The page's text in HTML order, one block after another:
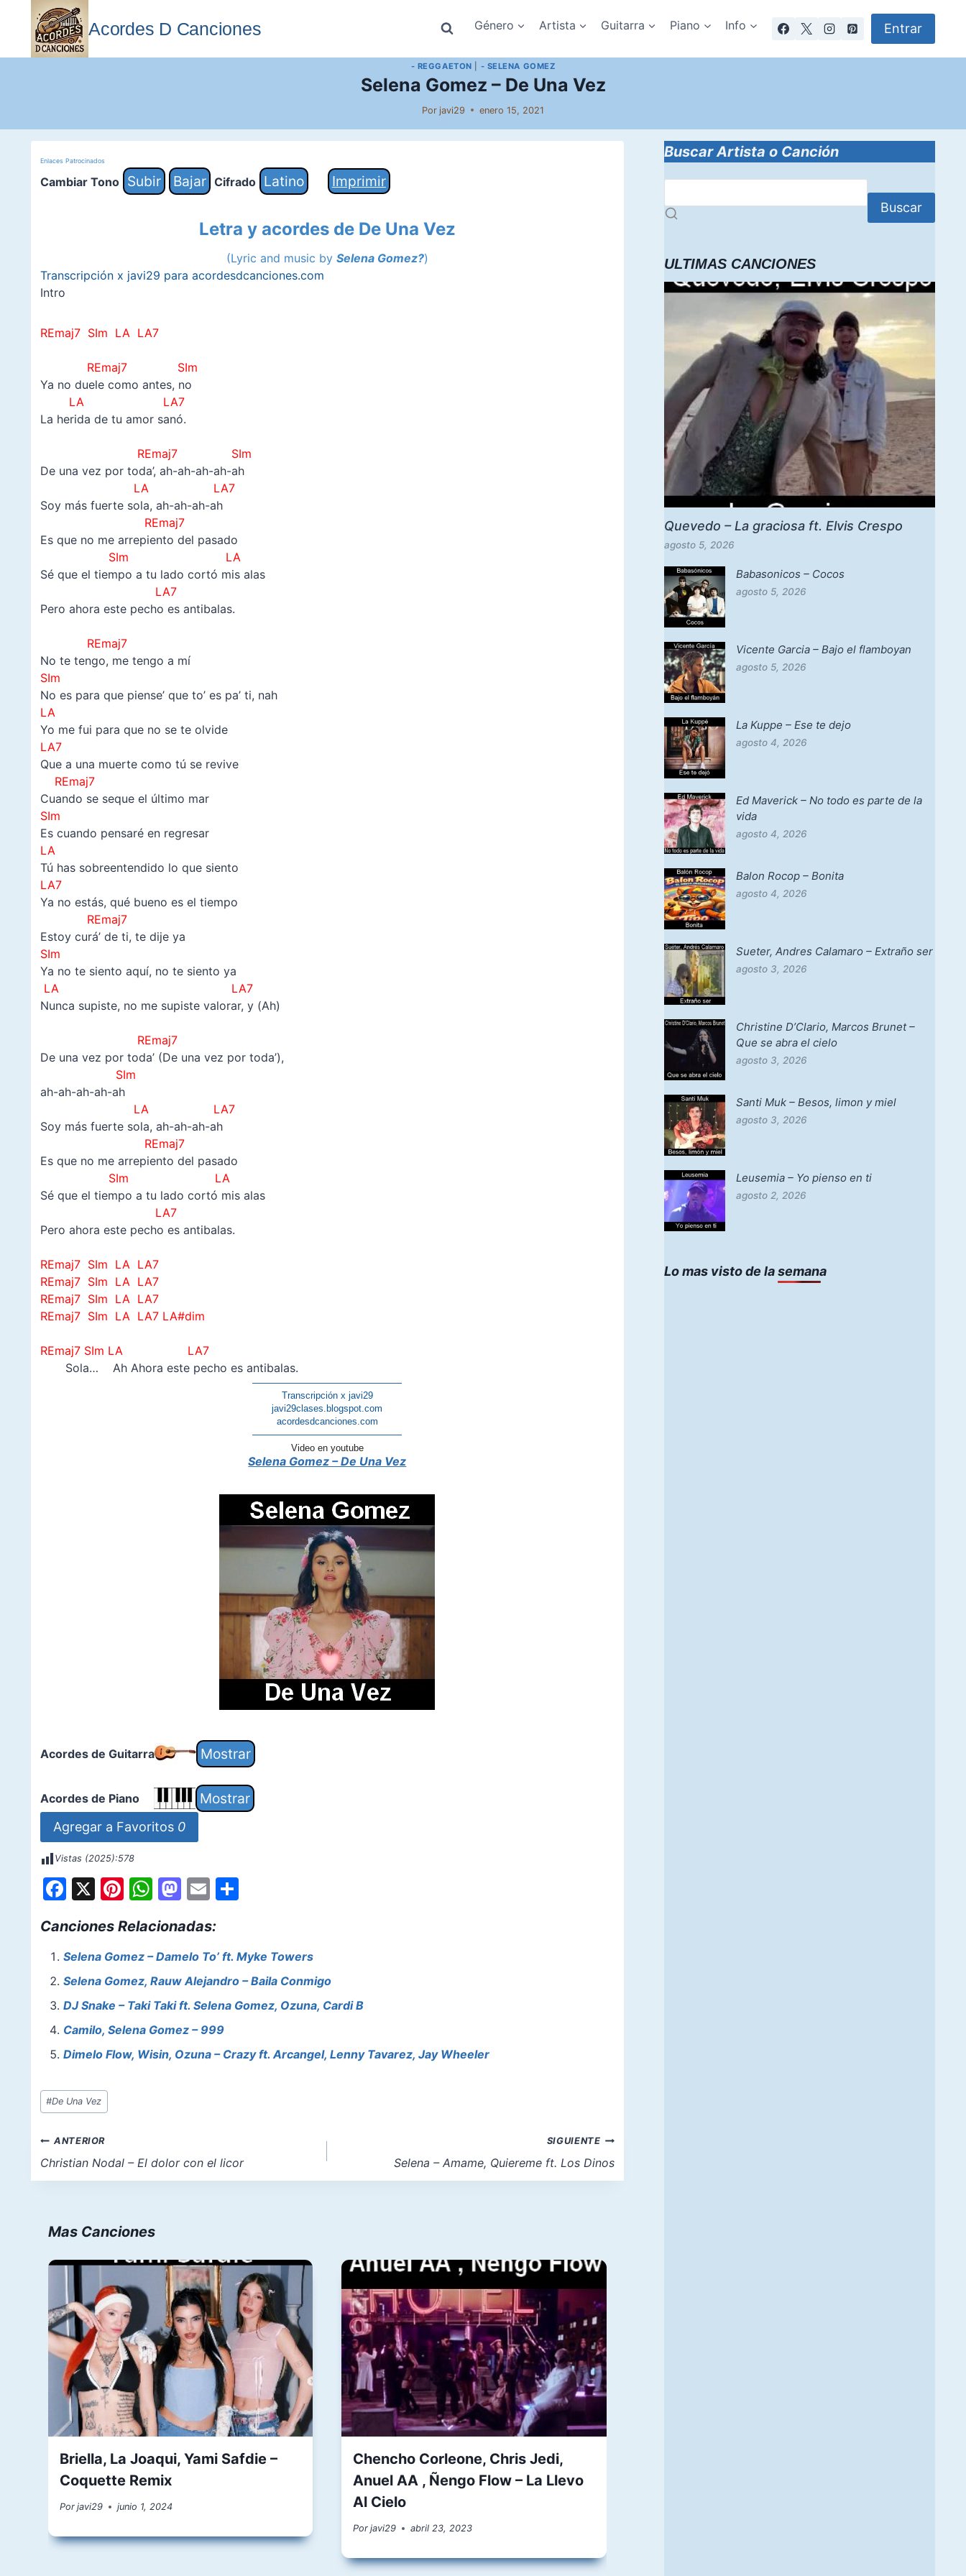
contenido
Acordes D Canciones Género Artista Guitarra Piano Info Entrar
- REGGAETON - SELENA GOMEZ
Selena Gomez – De Una Vez
Por javi29 enero 15, 2021
Enlaces Patrocinados
Cambiar Tono Subir Bajar Cifrado Latino Imprimir
Letra y acordes de De Una Vez
(Lyric and music by Selena Gomez?)
Transcripción x javi29 para acordesdcanciones.com
Intro
REmaj7 SIm LA LA7
REmaj7 SIm
Ya no duele como antes, no
LA LA7
La herida de tu amor sanó.
REmaj7 SIm
De una vez por toda’, ah-ah-ah-ah-ah
LA LA7
Soy más fuerte sola, ah-ah-ah-ah
REmaj7
Es que no me arrepiento del pasado
SIm
LA
Sé que el tiempo a tu lado cortó mis alas
LA7
Pero ahora este pecho es antibalas.
REmaj7
No te tengo, me tengo a mí
SIm
No es para que piense’ que to’ es pa’ ti, nah
LA
Yo me fui para que no se te olvide
LA7
Que a una muerte como tú se revivе
REmaj7
Cuando se seque еl último mar
SIm
Es cuando pensaré en regresar
LA
Tú has sobreentendido lo que siento
LA7
Ya no estás, qué bueno es el tiempo
REmaj7
Estoy curá’ de ti, te dije ya
SIm
Ya no te siento aquí, no te siento ya
LA LA7
Nunca supiste, no me supiste valorar, y (Ah)
REmaj7
De una vez por toda’ (De una vez por toda’),
SIm
ah-ah-ah-ah-ah
LA LA7
Soy más fuerte sola, ah-ah-ah-ah
REmaj7
Es que no me arrepiento del pasado
SIm
LA
Sé que el tiempo a tu lado cortó mis alas
LA7
Pero ahora este pecho es antibalas.
REmaj7 SIm LA LA7
REmaj7 SIm LA LA7
REmaj7 SIm LA LA7
REmaj7 SIm LA LA7 LA#dim
REmaj7 SIm LA LA7
Sola… Ah Ahora este pecho es antibalas.
————————————————
Transcripción x javi29
javi29clases.blogspot.com
acordesdcanciones.com
————————————————
Video en youtube
Selena Gomez – De Una Vez
Acordes de Guitarra
Acordes de Piano
Agregar a Favoritos 0
Vistas (2025):578
F
c
e
b
o
o
k
X Pi
er
e
st
W
at
s
A
p
p
M
st
o
d
o
n
E
ai
l
S
e
Canciones Relacionadas:
Selena Gomez – Damelo To’ ft. Myke Towers
Selena Gomez, Rauw Alejandro – Baila Conmigo
DJ Snake – Taki Taki ft. Selena Gomez, Ozuna, Cardi B
Camilo, Selena Gomez – 999
Dimelo Flow, Wisin, Ozuna – Crazy ft. Arcangel, Lenny Tavarez, Jay Wheeler
Etiquetas
de
entrada:
#De Una Vez
Navegación
de
entradas
ANTERIOR
Christian Nodal – El dolor con el licor
SIGUIENTE
Selena – Amame, Quiereme ft. Los Dinos
Mas Canciones
Briella, La Joaqui, Yami Safdie –
Coquette Remix
Por javi29 junio 1, 2024
Chencho Corleone, Chris Jedi,
Anuel AA , Ñengo Flow – La Llevo
Al Cielo
Por javi29 abril 23, 2023
Buscar Artista o Canción
Buscar
ULTIMAS CANCIONES
Quevedo – La graciosa ft. Elvis Crespo
agosto 5, 2026
Babasonicos – Cocos
agosto 5, 2026
Vicente Garcia – Bajo el flamboyan
agosto 5, 2026
La Kuppe – Ese te dejo
agosto 4, 2026
Ed Maverick – No todo es parte de la
vida
agosto 4, 2026
Balon Rocop – Bonita
agosto 4, 2026
Sueter, Andres Calamaro – Extraño ser
agosto 3, 2026
Christine D’Clario, Marcos Brunet –
Que se abra el cielo
agosto 3, 2026
Santi Muk – Besos, limon y miel
agosto 3, 2026
Leusemia – Yo pienso en ti
agosto 2, 2026
Lo mas visto de la semana